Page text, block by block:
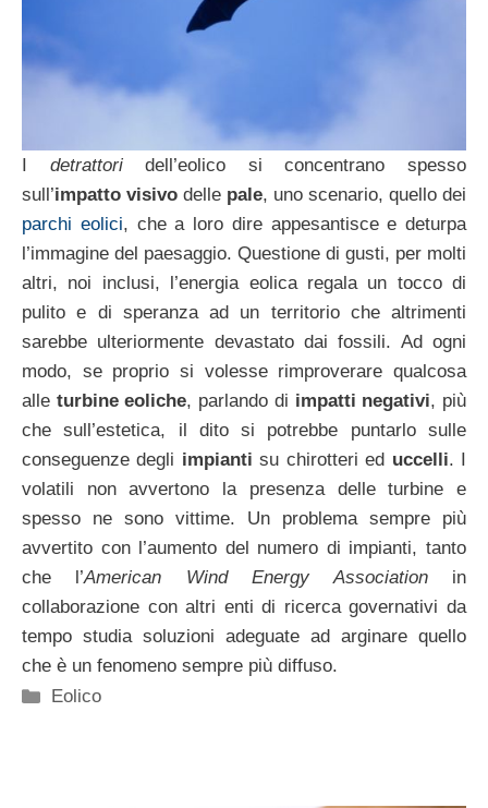
detrattoridell’eolico si concentrano spesso
sull’impatto visivo delle pale, uno scenario, quello dei
parchi eolici, che a loro dire appesantisce e deturpa
l’immagine del paesaggio. Questione di gusti, per molti
altri, noi inclusi, l’energia eolica regala un tocco di
pulito e di speranza ad un territorio che altrimenti
sarebbe ulteriormente devastato dai fossili. Ad ogni
modo, se proprio si volesse rimproverare qualcosa
alle turbine eoliche, parlando di impatti negativi, più
che sull’estetica, il dito si potrebbe puntarlo sulle
conseguenze degli impianti su chirotteri ed uccelli. I
volatili non avvertono la presenza delle turbine e
spesso ne sono vittime. Un problema sempre più
avvertito con l’aumento del numero di impianti, tanto
che l’American Wind Energy Associationin
collaborazione con altri enti di ricerca governativi da
tempo studia soluzioni adeguate ad arginare quello
che è un fenomeno sempre più diffuso.
Categorie
Eolico